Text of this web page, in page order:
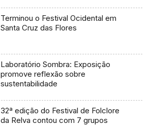
Terminou o Festival Ocidental em
Santa Cruz das Flores
Laboratório Sombra: Exposição
promove reflexão sobre
sustentabilidade
32ª edição do Festival de Folclore
da Relva contou com 7 grupos